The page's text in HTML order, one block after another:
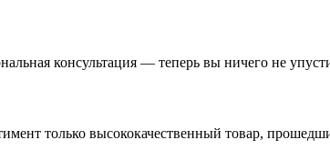
консультация — теперь вы ничего не
только высококачественный товар,